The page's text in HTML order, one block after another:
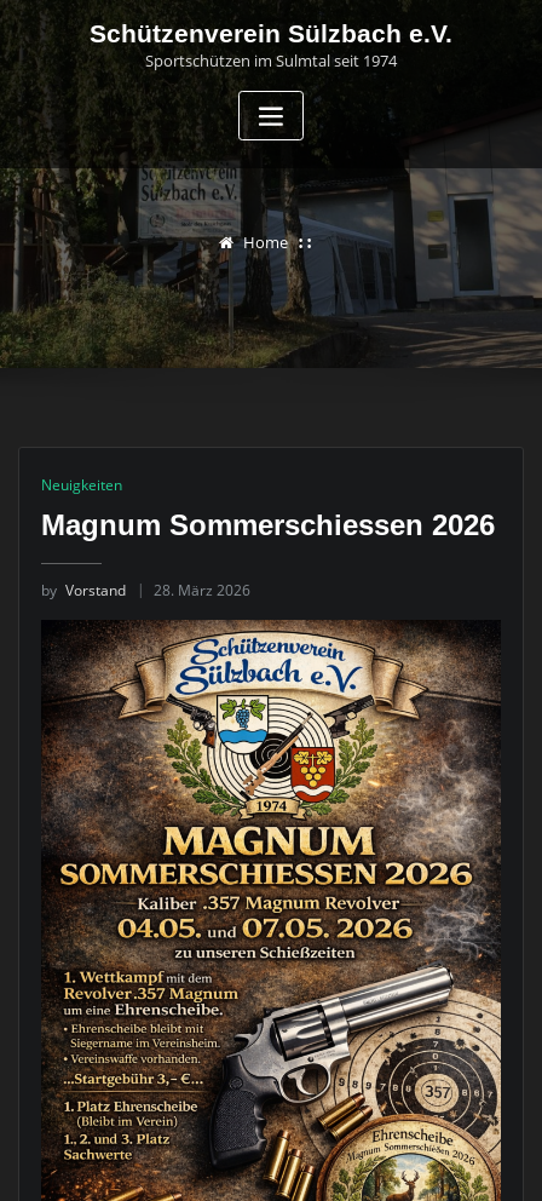
Skip
to
content
Schützenverein Sülzbach e.V.
Sportschützen im Sulmtal seit 1974
Home
Neuigkeiten
Magnum Sommerschiessen 2026
by Vorstand 28. März 2026